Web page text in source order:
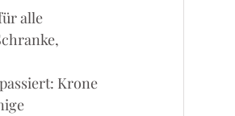
alle
Krone